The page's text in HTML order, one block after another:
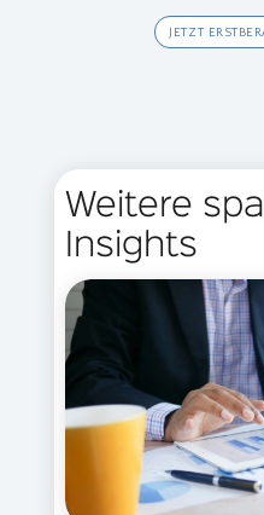
JETZT
Weitere
Insights